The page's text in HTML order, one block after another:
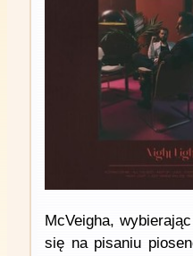
McVeigha,
się na pisaniu